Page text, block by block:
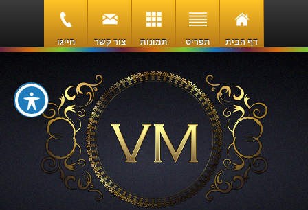
דף הבית תפריט תמונות צור קשר חייגו